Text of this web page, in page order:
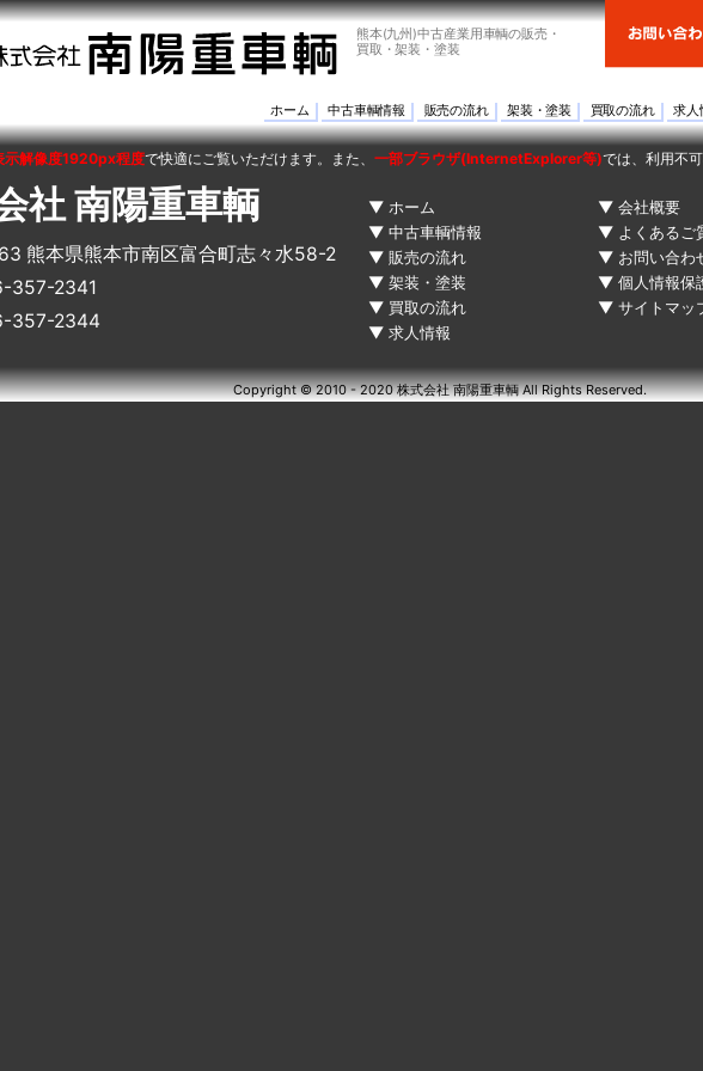
熊本(九州)中古産業用車輌の販売・
買取・架装・塗装
ホーム 中古車輌情報 販売の流れ 架装・塗装 買取の流れ 求人
示解像度1920px程度で快適にご覧いただけます。また、 一部ブラウザ(InternetExplorer等)では、利用不
社 南陽重車輌
熊本県熊本市南区富合町志々水58-2
357-2341
357-2344
ホーム
中古車輌情報
販売の流れ
架装・塗装
買取の流れ
求人情報
会社概要
よくあるご
お問い合わ
個人情報保
サイトマッ
Copyright © 2010 - 2020 株式会社 南陽重車輌 All Rights Reserved.